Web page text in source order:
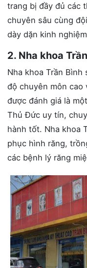
trang bị đầy đủ các
chuyên sâu cùng
dày dặn kinh
2. Nha khoa
Nha khoa Trần
độ chuyên môn cao
được đánh giá là
Thủ Đức uy tín,
hành tốt. Nha khoa
phục hình răng,
các bệnh lý răng